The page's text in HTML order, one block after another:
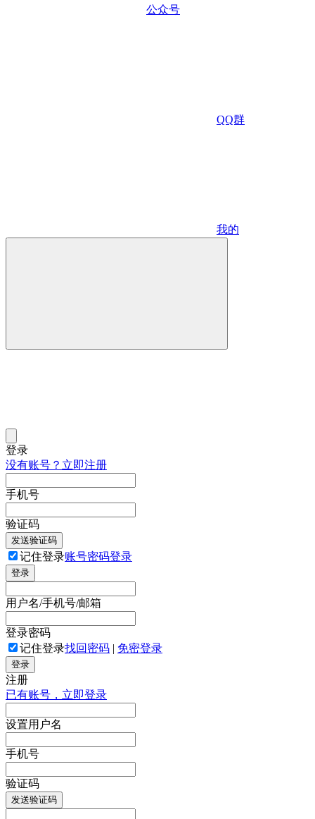
公众号
QQ群
我的
登录
没有账号？立即注册
手机号
验证码
发送验证码
记住登录账号密码登录
登录
用户名/手机号/邮箱
登录密码
记住登录找回密码 | 免密登录
登录
注册
已有账号，立即登录
设置用户名
手机号
验证码
发送验证码